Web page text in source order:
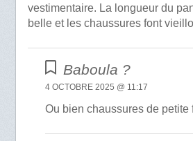
vestimentaire. La longueur du
belle et les chaussures font
Baboula ?
4 OCTOBRE 2025 @ 11:17
Ou bien chaussures de petite